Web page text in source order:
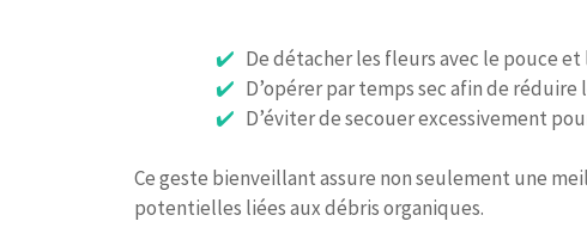
De détacher les fleurs avec le pouce
D’opérer par temps sec afin de réduire
D’éviter de secouer excessivement
Ce geste bienveillant assure non seulement une
potentielles liées aux débris organiques.